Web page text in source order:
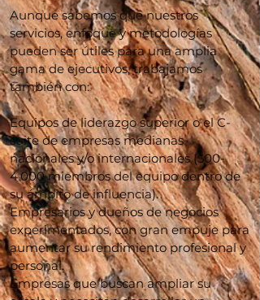
Aunque sabemos que nuestros
servicios, enfoque y metodologías
pueden ser útiles para una amplia
gama de ejecutivos, trabajamos
también con:
Equipos de liderazgo superior o el C-
suite de empresas medianas
nacionales y/o internacionales(500-
4.000miembros del equipo dentro de
su ámbito de influencia).
Empresarios y dueños de negocios
experimentados, con gran empuje para
aumentar su rendimiento profesional y
personal.
Empresas que buscan ampliar su